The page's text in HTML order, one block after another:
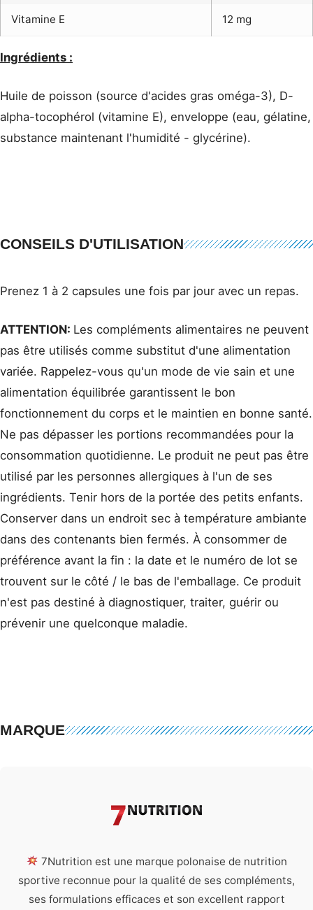
Vitamine E 12 mg
Ingrédients :
Huile de poisson (source d'acides gras oméga-3), D-
alpha-tocophérol (vitamine E), enveloppe (eau, gélatine,
substance maintenant l'humidité - glycérine).
CONSEILS D'UTILISATION
Prenez 1 à 2 capsules une fois par jour avec un repas.
ATTENTION: Les compléments alimentaires ne peuvent
pas être utilisés comme substitut d'une alimentation
variée. Rappelez-vous qu'un mode de vie sain et une
alimentation équilibrée garantissent le bon
fonctionnement du corps et le maintien en bonne santé.
Ne pas dépasser les portions recommandées pour la
consommation quotidienne. Le produit ne peut pas être
utilisé par les personnes allergiques à l'un de ses
ingrédients. Tenir hors de la portée des petits enfants.
Conserver dans un endroit sec à température ambiante
dans des contenants bien fermés. À consommer de
préférence avant la fin : la date et le numéro de lot se
trouvent sur le côté / le bas de l'emballage. Ce produit
n'est pas destiné à diagnostiquer, traiter, guérir ou
prévenir une quelconque maladie.
MARQUE
7Nutrition est une marque polonaise de nutrition
sportive reconnue pour la qualité de ses compléments,
ses formulations efficaces et son excellent rapport